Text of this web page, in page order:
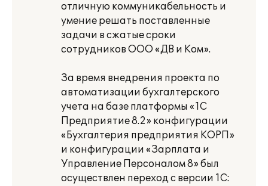
отличную коммуникабельность и
умение решать поставленные
задачи в сжатые сроки
сотрудников ООО «ДВ и Ком».
За время внедрения проекта по
автоматизации бухгалтерского
учета на базе платформы «1С
Предприятие 8.2» конфигурации
«Бухгалтерия предприятия КОРП»
и конфигурации «Зарплата и
Управление Персоналом 8» был
осуществлен переход с версии 1С: